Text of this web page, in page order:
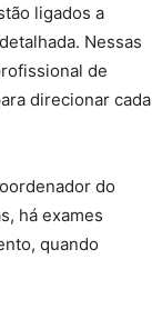
ligados a
Nessas
de
direcionar cada
do
há exames
quando